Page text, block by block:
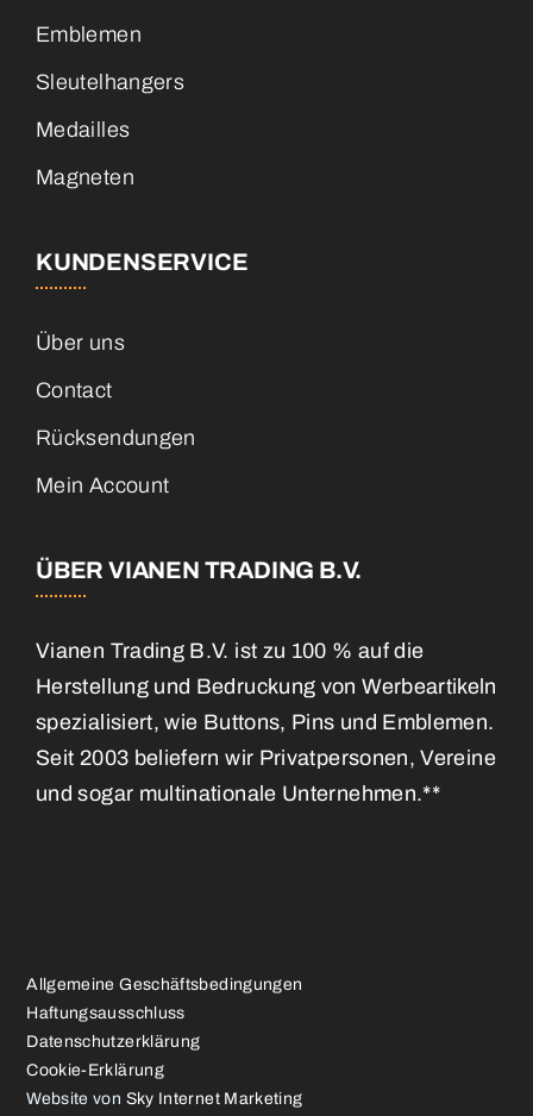
Emblemen
Sleutelhangers
Medailles
Magneten
KUNDENSERVICE
Über uns
Contact
Rücksendungen
Mein Account
ÜBER VIANEN TRADING B.V.
Vianen Trading B.V. ist zu 100 % auf die
Herstellung und Bedruckung von Werbeartikeln
spezialisiert, wie Buttons, Pins und Emblemen.
Seit 2003 beliefern wir Privatpersonen, Vereine
und sogar multinationale Unternehmen.**
Allgemeine Geschäftsbedingungen
Haftungsausschluss
Datenschutzerklärung
Cookie-Erklärung
Website von Sky Internet Marketing